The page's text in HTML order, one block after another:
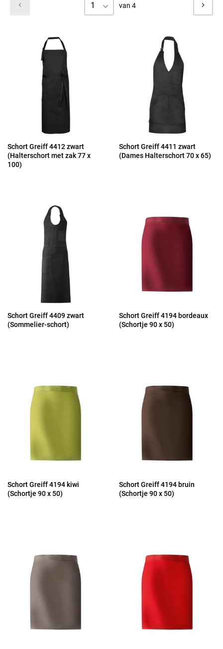
1 van 4
Schort Greiff 4412 zwart
(Halterschort met zak 77 x
100)
Schort Greiff 4411 zwart
(Dames Halterschort 70 x 65)
Schort Greiff 4409 zwart
(Sommelier-schort)
Schort Greiff 4194 bordeaux
(Schortje 90 x 50)
Schort Greiff 4194 kiwi
(Schortje 90 x 50)
Schort Greiff 4194 bruin
(Schortje 90 x 50)